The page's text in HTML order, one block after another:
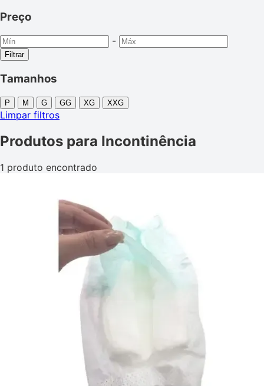
Preço
-
Filtrar
Tamanhos
P M G GG XG XXG
Limpar filtros
Produtos para Incontinência
1 produto encontrado